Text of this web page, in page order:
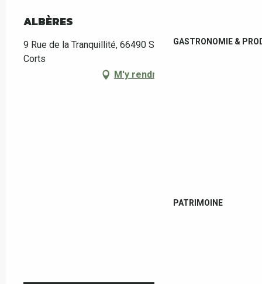
GASTRONOMIE &
PATRIMOINE
ALBÈRES
9 Rue de la Tranquillité, 66490 Saint-Jean-Pla-de-
Corts
M'y rendre